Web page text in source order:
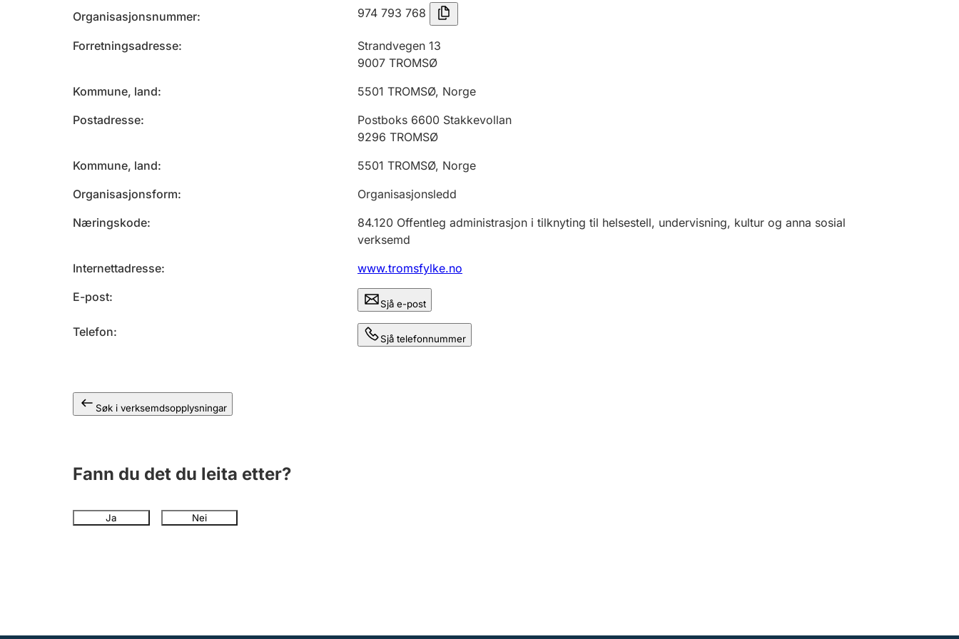
Organisasjonsnummer 974 793 768
Forretningsadresse
Strandvegen 13
9007 TROMSØ
Kommune, land
5501 TROMSØ, Norge
Postadresse
Postboks 6600 Stakkevollan
9296 TROMSØ
Kommune, land
5501 TROMSØ, Norge
Organisasjonsform
Organisasjonsledd
Næringskode
84.120 Offentleg administrasjon i tilknyting til helsestell, undervisning, kultur og anna sosial
verksemd
Internettadresse
www.tromsfylke.no
E-post
Sjå e-post
Telefon Sjå telefonnummer
Søk i verksemdsopplysningar
Fann du det du leita etter?
Ja Nei